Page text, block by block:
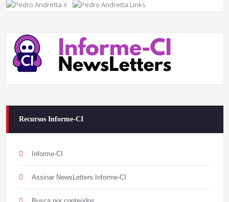
Recursos Informe-CI
Informe-CI
Assinar NewsLetters Informe-CI